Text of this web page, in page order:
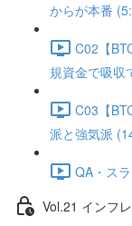
からが本番
C02【
規資金で吸収
C03【
派と強気派
QA・ス
Vol.21 インフ